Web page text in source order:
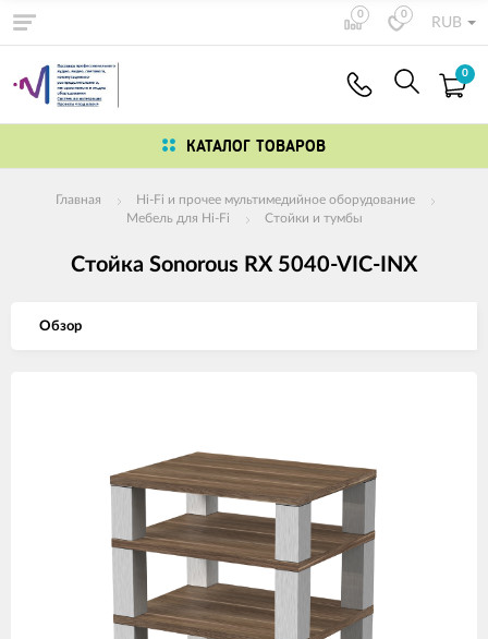
0 0
RUB
0
КАТАЛОГ ТОВАРОВ
Главная
Hi-Fi и прочее мультимедийное оборудование
Мебель для Hi-Fi
Стойки и тумбы
Стойка Sonorous RX 5040-VIC-INX
Обзор